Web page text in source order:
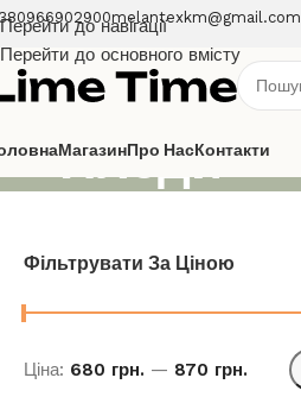
Перейти до навігації
Перейти до основного вмісту
melantexkm@gmail.com
МагазинПро НасКонтакти
Пледи
Фільтрувати За Ціною
Ціна: 680 грн. — 870 грн.